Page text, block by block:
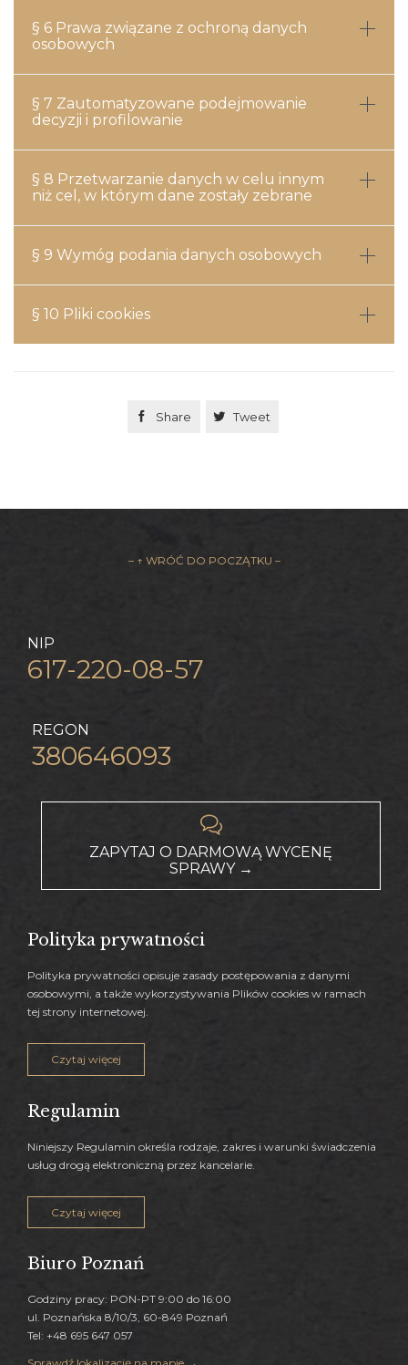
§ 6 Prawa związane z ochroną danych
osobowych
§ 7 Zautomatyzowane podejmowanie
decyzji i profilowanie
§ 8 Przetwarzanie danych w celu innym
niż cel, w którym dane zostały zebrane
§ 9 Wymóg podania danych osobowych
§ 10 Pliki cookies
 Share  Tweet
– ↑ WRÓĆ DO POCZĄTKU –
NIP
617-220-08-57
REGON
380646093

ZAPYTAJ O DARMOWĄ WYCENĘ
SPRAWY →
Polityka prywatności
Polityka prywatności opisuje zasady postępowania z danymi
osobowymi, a także wykorzystywania Plików cookies w ramach
tej strony internetowej.
Czytaj więcej
Regulamin
Niniejszy Regulamin określa rodzaje, zakres i warunki świadczenia
usług drogą elektroniczną przez kancelarie.
Czytaj więcej
Biuro Poznań
Godziny pracy: PON-PT 9:00 do 16:00
ul. Poznańska 8/10/3, 60-849 Poznań
Tel: +48 695 647 057